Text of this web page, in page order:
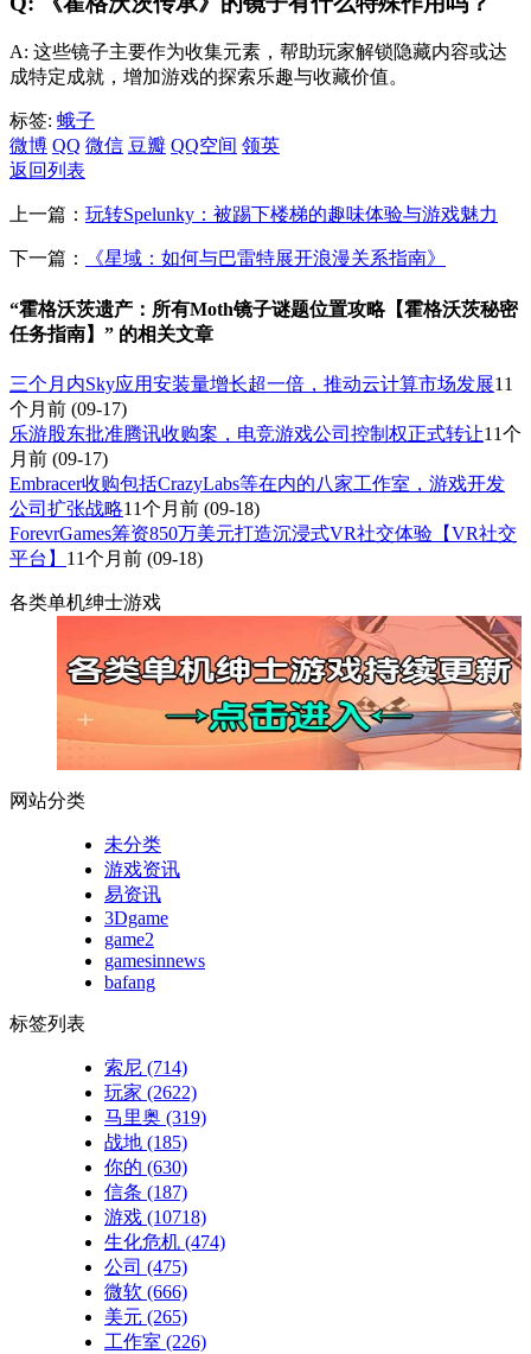
A: 这些镜子主要作为收集元素，帮助玩家解锁隐藏内容或达
成特定成就，增加游戏的探索乐趣与收藏价值。
标签: 蛾子
微博 QQ 微信 豆瓣 QQ空间 领英
返回列表
上一篇： 玩转Spelunky：被踢下楼梯的趣味体验与游戏魅力
下一篇： 《星域：如何与巴雷特展开浪漫关系指南》
“霍格沃茨遗产：所有Moth镜子谜题位置攻略【霍格沃茨秘密
任务指南】” 的相关文章
三个月内Sky应用安装量增长超一倍，推动云计算市场发展11
个月前 (09-17)
乐游股东批准腾讯收购案，电竞游戏公司控制权正式转让11个
月前 (09-17)
Embracer收购包括CrazyLabs等在内的八家工作室，游戏开发
公司扩张战略11个月前 (09-18)
ForevrGames筹资850万美元打造沉浸式VR社交体验【VR社交
平台】 11个月前 (09-18)
各类单机绅士游戏
网站分类
未分类
游戏资讯
易资讯
3Dgame
game2
gamesinnews
bafang
标签列表
索尼 (714)
玩家 (2622)
马里奥 (319)
战地 (185)
你的 (630)
信条 (187)
游戏 (10718)
生化危机 (474)
公司 (475)
微软 (666)
美元 (265)
工作室 (226)